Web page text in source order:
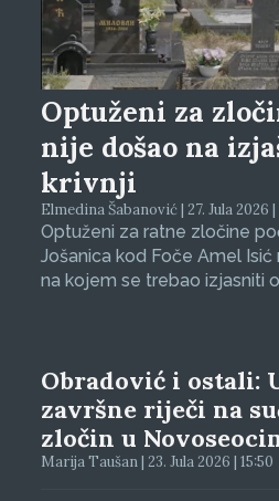
Optuženi za
nije došao na
krivnji
Elmedina Šabanović | 27. Jula 2026 |
Optuženi za ratne zločine
Jošanica kod Foče Amel
na kojem se trebao izjasniti
Obradović i ostali:
završne riječi na
zločin u
Marija Taušan | 23. Jula 2026 | 15:50